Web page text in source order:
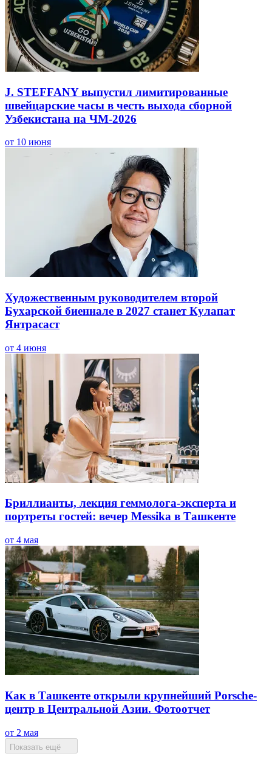
J. STEFFANY выпустил лимитированные
швейцарские часы в честь выхода сборной
Узбекистана на ЧМ-2026
от 10 июня
Художественным руководителем второй
Бухарской биеннале в 2027 станет Кулапат
Янтрасаст
от 4 июня
Бриллианты, лекция геммолога-эксперта и
портреты гостей: вечер Messika в Ташкенте
от 4 мая
Как в Ташкенте открыли крупнейший Porsche-
центр в Центральной Азии. Фотоотчет
от 2 мая
Показать ещё